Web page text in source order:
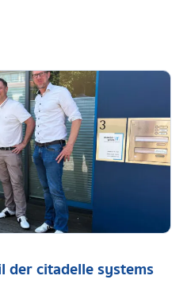
der citadelle systems